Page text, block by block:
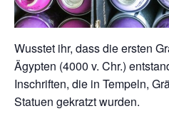
Wusstet ihr, dass die ersten
Ägypten (4000 v. Chr.)
Inschriften, die in Tempeln,
Statuen gekratzt wurden.